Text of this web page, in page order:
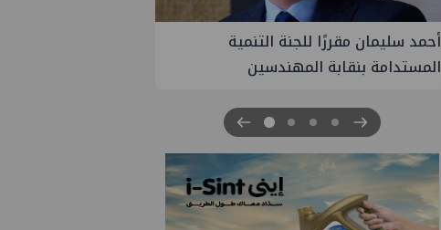
أحمد سليمان مقررًا للجنة التنمية
المستدامة بنقابة المهندسين